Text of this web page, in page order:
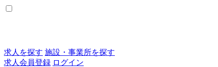
求人を探す 施設・事業所を探す
求人会員登録 ログイン